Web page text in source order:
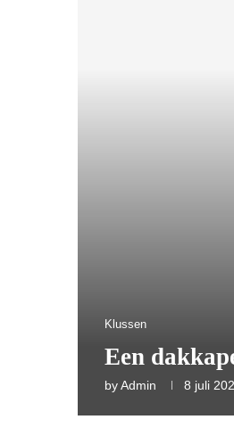
Klussen
Een
byAdmin 8 juli